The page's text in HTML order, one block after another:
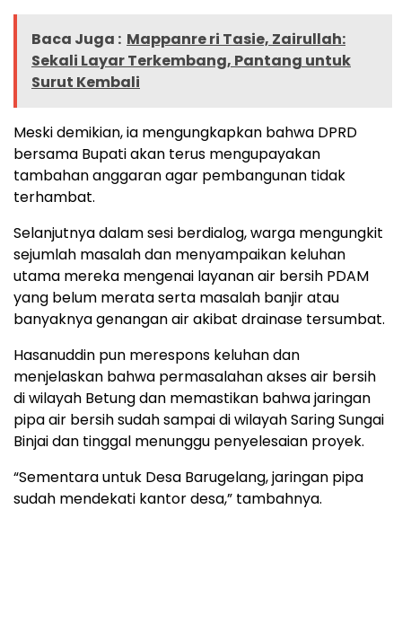
Baca Juga : Mappanre ri Tasie, Zairullah:
Sekali Layar Terkembang, Pantang untuk
Surut Kembali
Meski demikian, ia mengungkapkan bahwa DPRD
bersama Bupati akan terus mengupayakan
tambahan anggaran agar pembangunan tidak
terhambat.
Selanjutnya dalam sesi berdialog, warga mengungkit
sejumlah masalah dan menyampaikan keluhan
utama mereka mengenai layanan air bersih PDAM
yang belum merata serta masalah banjir atau
banyaknya genangan air akibat drainase tersumbat.
Hasanuddin pun merespons keluhan dan
menjelaskan bahwa permasalahan akses air bersih
di wilayah Betung dan memastikan bahwa jaringan
pipa air bersih sudah sampai di wilayah Saring Sungai
Binjai dan tinggal menunggu penyelesaian proyek.
“Sementara untuk Desa Barugelang, jaringan pipa
sudah mendekati kantor desa,” tambahnya.